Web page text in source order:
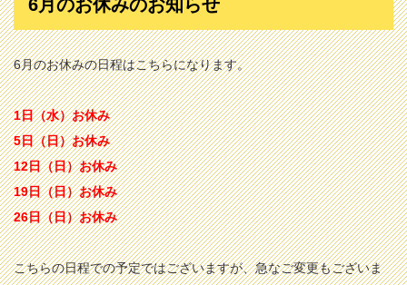
6月のお休みのお知らせ
6月のお休みの日程はこちらになります。
1日（水）お休み
5日（日）お休み
12日（日）お休み
19日（日）お休み
26日（日）お休み
こちらの日程での予定ではございますが、急なご変更もございま